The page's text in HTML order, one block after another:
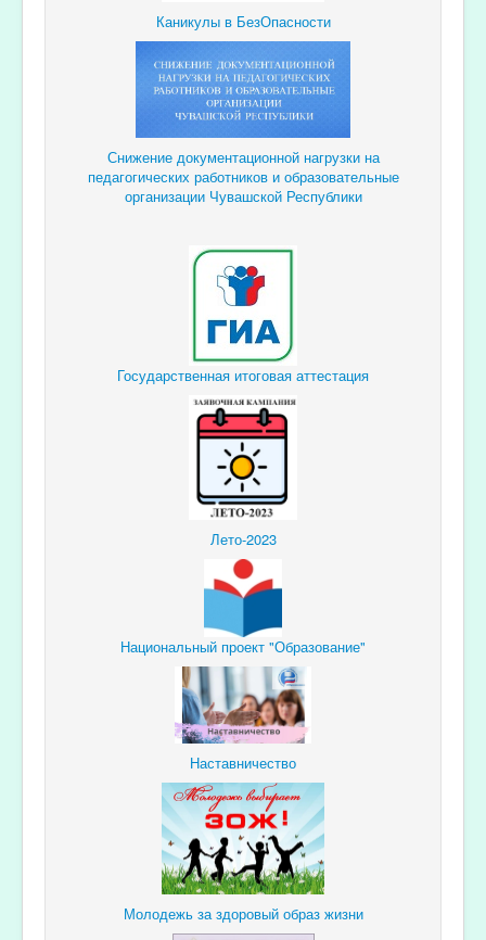
Каникулы в БезОпасности
Снижение документационной нагрузки на
педагогических работников и образовательные
организации Чувашской Республики
Государственная итоговая аттестация
Лето-2023
Национальный проект "Образование"
Наставничество
Молодежь за здоровый образ жизни